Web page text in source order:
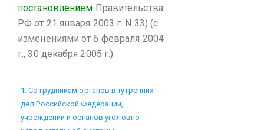
постановлением Правительства
РФ от 21 января 2003 г. N 33) (с
изменениями от 6 февраля 2004
г., 30 декабря 2005 г.)
1. Сотрудникам органов внутренних
дел Российской Федерации,
учреждений и органов уголовно-